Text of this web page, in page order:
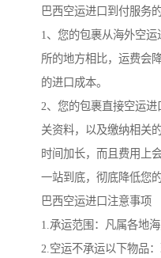
巴西空运进口到付服务
1、您的包裹从海外空
所的地方相比，运费会
的进口成本。
2、您的包裹直接空运
关资料，以及缴纳相关
时间加长，而且费用上
一站到底，彻底降低您
巴西空运进口注意事项
1.承运范围：凡属各地
2.空运不承运以下物品